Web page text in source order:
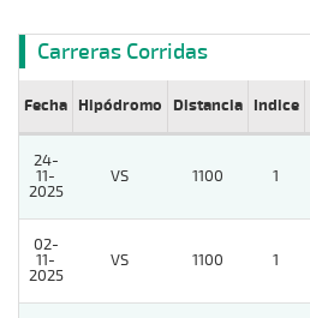
Carreras Corridas
Fecha Hipódromo Distancia Indice
24-
11-
2025
VS 1100 1
02-
11-
2025
VS 1100 1